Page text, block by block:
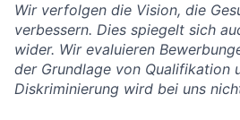
Wir verfolgen die Vision, die
verbessern. Dies spiegelt sich
wider. Wir evaluieren
der Grundlage von Qualifikation
Diskriminierung wird bei uns